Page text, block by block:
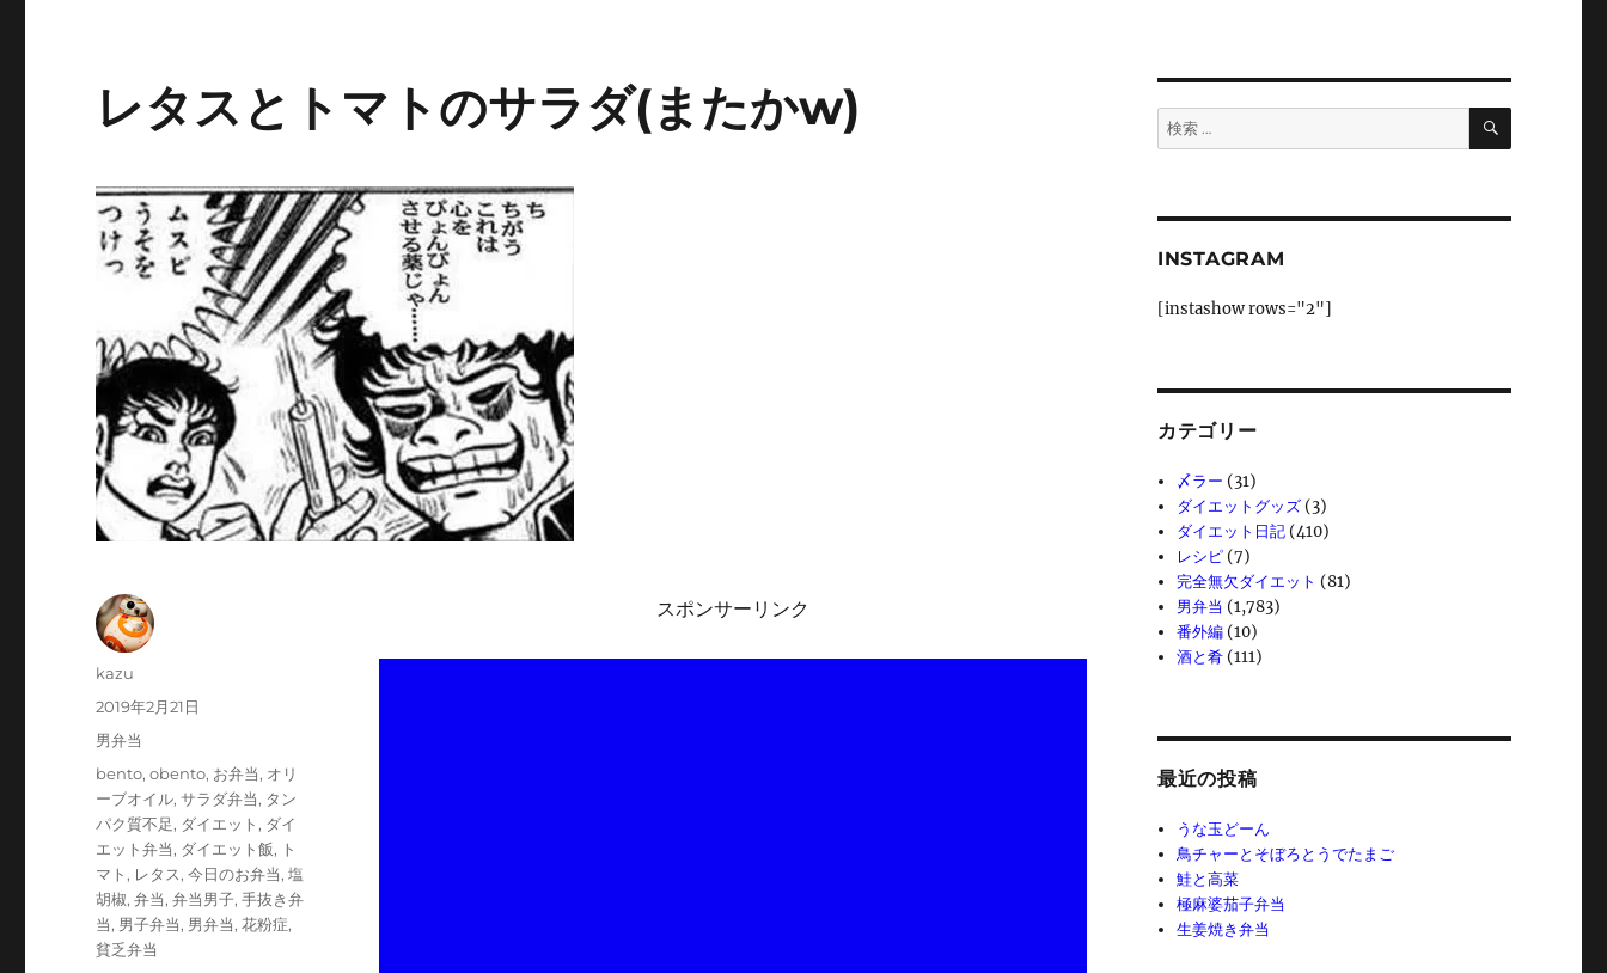
レタスとトマトのサラダ(またかw)
スポンサーリンク
投
kazu
投
稿
2019年2月21日
カ
テ
リ
男弁当
タ
グ
bento,obento, お弁当, オリ
ーブオイル,サラダ弁当, タン
パク質不足, ダイエット , ダイ
エット弁当, ダイエット飯, ト
マト , レタス,今日のお弁当,塩
胡椒,弁当,弁当男子,手抜き弁
当, 男子弁当, 男弁当,花粉症,
貧乏弁当
検
索:
検
INSTAGRAM
[instashow rows="2"]
カテゴリー
〆ラー (31)
ダイエットグッズ (3)
ダイエット日記 (410)
レシピ (7)
完全無欠ダイエット (81)
男弁当 (1,783)
番外編 (10)
酒と肴 (111)
最近の投稿
うな玉どーん
鳥チャーとそぼろとうでたまご
鮭と高菜
極麻婆茄子弁当
生姜焼き弁当